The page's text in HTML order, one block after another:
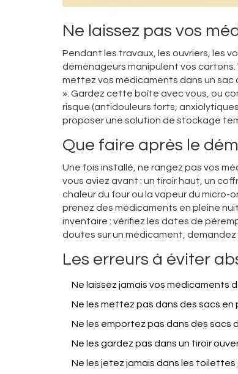
Ne laissez pas vos
Pendant les travaux, les ouvriers, les
déménageurs manipulent vos cartons.
mettez vos médicaments dans un
». Gardez cette boîte avec vous, ou
risque (antidouleurs forts,
proposer une solution de stockage
Que faire après le
Une fois installé, ne rangez pas vos
vous aviez avant : un tiroir haut, un
chaleur du four ou la vapeur du micro-
prenez des médicaments en pleine
inventaire : vérifiez les dates de
doutes sur un médicament, demandez
Les erreurs à éviter
Ne laissez jamais vos médicaments
Ne les mettez pas dans des sacs
Ne les emportez pas dans des sacs
Ne les gardez pas dans un tiroir
Ne les jetez jamais dans les toilettes